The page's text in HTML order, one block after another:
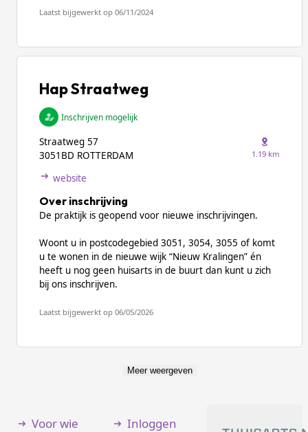
Laatst bijgewerkt op 06/11/2024
Hap Straatweg
Inschrijven mogelijk
Straatweg 57
3051BD ROTTERDAM
1.19 km
website
Over inschrijving
De praktijk is geopend voor nieuwe inschrijvingen.
Woont u in postcodegebied 3051, 3054, 3055 of komt
u te wonen in de nieuwe wijk “Nieuw Kralingen” én
heeft u nog geen huisarts in de buurt dan kunt u zich
bij ons inschrijven.
Laatst bijgewerkt op 06/05/2026
Meer weergeven
Voor wie
Inloggen